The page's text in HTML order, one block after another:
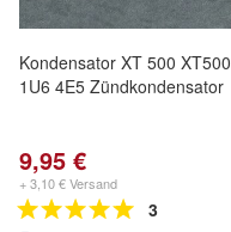
Kondensator XT 500 XT500
1U6 4E5 Zündkondensator
9,95 €
+ 3,10 € Versand
3